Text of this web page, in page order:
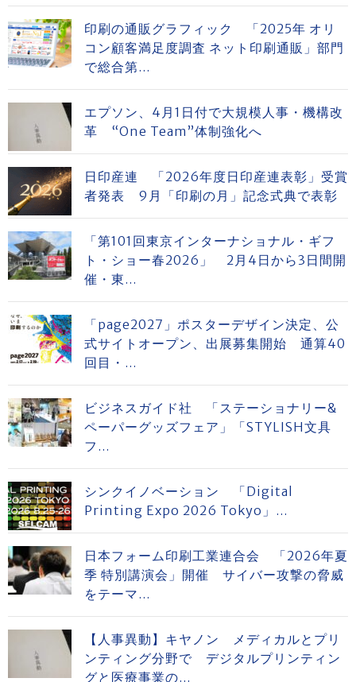
印刷の通販グラフィック 「2025年 オリ
コン顧客満足度調査 ネット印刷通販」部門
で総合第...
エプソン、4月1日付で大規模人事・機構改
革 “One Team”体制強化へ
日印産連 「2026年度日印産連表彰」受賞
者発表 9月「印刷の月」記念式典で表彰
「第101回東京インターナショナル・ギフ
ト・ショー春2026」 2月4日から3日間開
催・東...
「page2027」ポスターデザイン決定、公
式サイトオープン、出展募集開始 通算40
回目・...
ビジネスガイド社 「ステーショナリー&
ペーパーグッズフェア」「STYLISH文具
フ...
シンクイノベーション 「Digital
Printing Expo 2026 Tokyo」...
日本フォーム印刷工業連合会 「2026年夏
季 特別講演会」開催 サイバー攻撃の脅威
をテーマ...
【人事異動】キヤノン メディカルとプリ
ンティング分野で デジタルプリンティン
グと医療事業の...